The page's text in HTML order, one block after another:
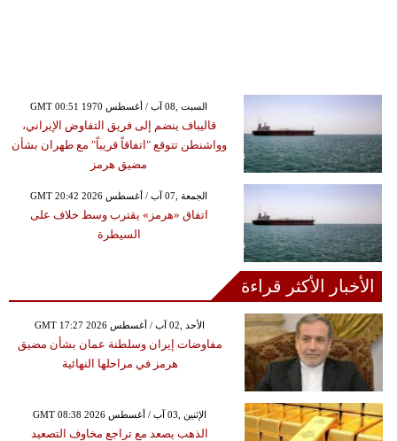
GMT 00:51 1970 السبت ,08 آب / أغسطس
قاليباف ينضم إلى فريق التفاوض الإيراني،
وواشنطن تتوقع "اتفاقاً قريباً" مع طهران بشأن
مضيق هرمز
GMT 20:42 2026 الجمعة ,07 آب / أغسطس
اتفاق «هرمز» يقترب وسط خلاف على
السيطرة
الأخبار الأكثر قراءة
GMT 17:27 2026 الأحد ,02 آب / أغسطس
مفاوضات إيران وسلطنة عمان بشأن مضيق
هرمز في مراحلها النهائية
GMT 08:38 2026 الإثنين ,03 آب / أغسطس
الذهب يصعد مع تراجع مخاوف التصعيد